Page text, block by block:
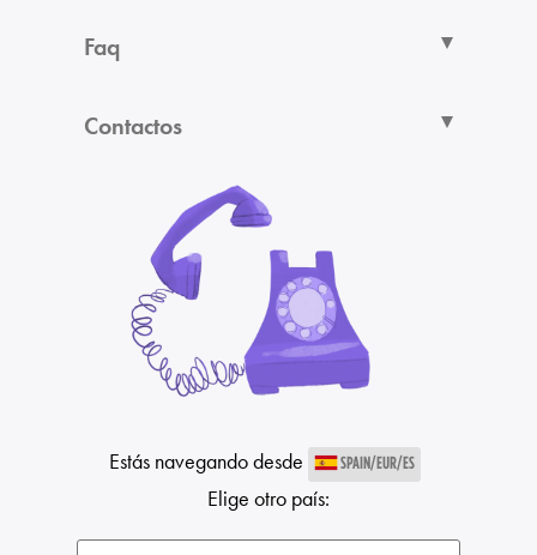
Faq
Contactos
Estás navegando desde SPAIN/EUR/ES
Elige otro país: